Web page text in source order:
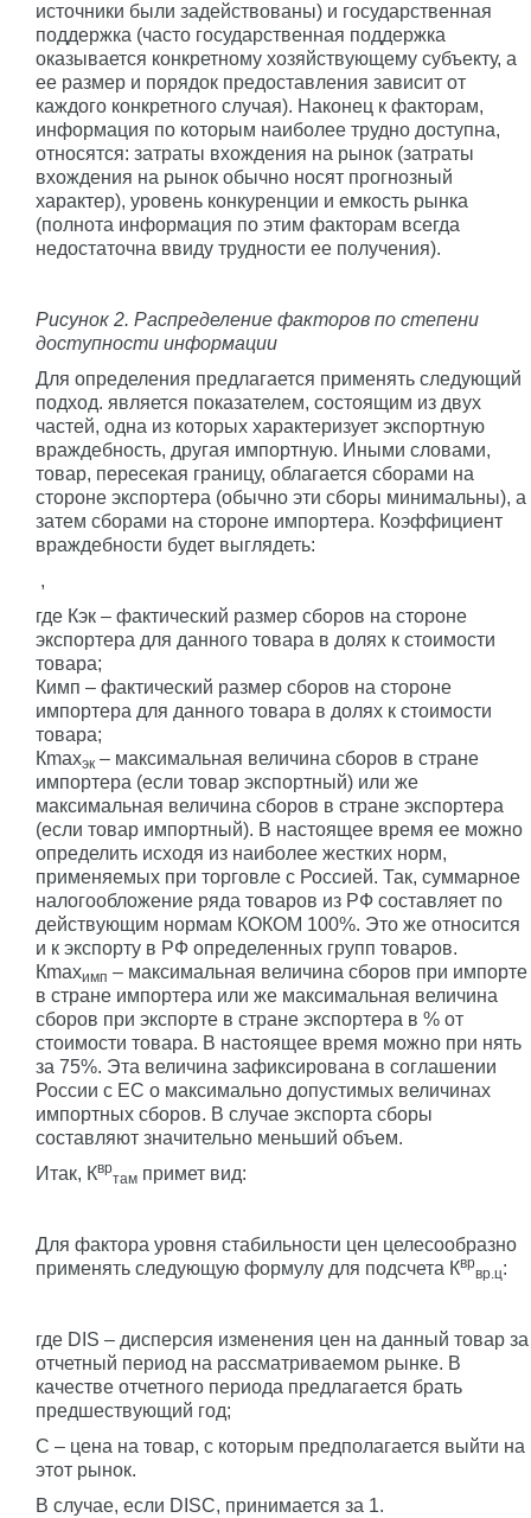
источники были задействованы) и государственная
поддержка (часто государственная поддержка
оказывается конкретному хозяйствующему субъекту, а
ее размер и порядок предоставления зависит от
каждого конкретного случая). Наконец к факторам,
информация по которым наиболее трудно доступна,
относятся: затраты вхождения на рынок (затраты
вхождения на рынок обычно носят прогнозный
характер), уровень конкуренции и емкость рынка
(полнота информация по этим факторам всегда
недостаточна ввиду трудности ее получения).
Рисунок 2. Распределение факторов по степени
доступности информации
Для определения предлагается применять следующий
подход. является показателем, состоящим из двух
частей, одна из которых характеризует экспортную
враждебность, другая импортную. Иными словами,
товар, пересекая границу, облагается сборами на
стороне экспортера (обычно эти сборы минимальны), а
затем сборами на стороне импортера. Коэффициент
враждебности будет выглядеть:
,
где Кэк – фактический размер сборов на стороне
экспортера для данного товара в долях к стоимости
товара;
Кимп – фактический размер сборов на стороне
импортера для данного товара в долях к стоимости
товара;
Кmaxэк – максимальная величина сборов в стране
импортера (если товар экспортный) или же
максимальная величина сборов в стране экспортера
(если товар импортный). В настоящее время ее можно
определить исходя из наиболее жестких норм,
применяемых при торговле с Россией. Так, суммарное
налогообложение ряда товаров из РФ составляет по
действующим нормам КОКОМ 100%. Это же относится
и к экспорту в РФ определенных групп товаров.
Кmaxимп – максимальная величина сборов при импорте
в стране импортера или же максимальная величина
сборов при экспорте в стране экспортера в % от
стоимости товара. В настоящее время можно при нять
за 75%. Эта величина зафиксирована в соглашении
России с ЕС о максимально допустимых величинах
импортных сборов. В случае экспорта сборы
составляют значительно меньший объем.
Итак, Квр
там примет вид:
Для фактора уровня стабильности цен целесообразно
применять следующую формулу для подсчета Квр
вр.ц:
где DIS – дисперсия изменения цен на данный товар за
отчетный период на рассматриваемом рынке. В
качестве отчетного периода предлагается брать
предшествующий год;
С – цена на товар, с которым предполагается выйти на
этот рынок.
В случае, если DISС, принимается за 1.